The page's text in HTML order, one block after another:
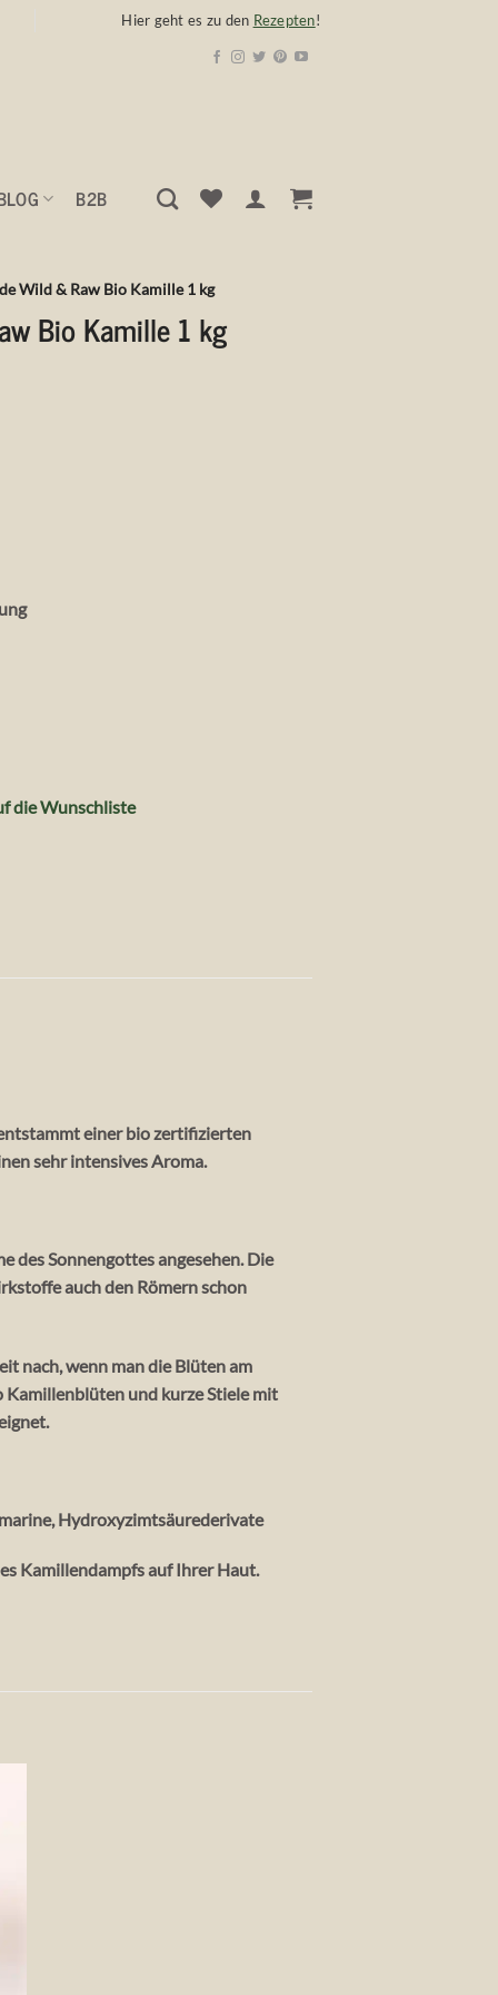
Hier geht es zu den Rezepten!
B2B
Wild & Raw Bio Kamille 1 kg
Bio Kamille 1 kg
die Wunschliste
einer bio zertifizierten
sehr intensives Aroma.
des Sonnengottes angesehen. Die
auch den Römern schon
nach, wenn man die Blüten am
und kurze Stiele mit
Hydroxyzimtsäurederivate
Kamillendampfs auf Ihrer Haut.